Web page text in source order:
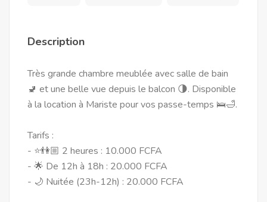
Description
Très grande chambre meublée avec salle de bain
🚽 et une belle vue depuis le balcon 🌗. Disponible
à la location à Mariste pour vos passe-temps 🛌🛁.
Tarifs :
- ⭐️👫🏼 2 heures : 10.000 FCFA
- 🌟 De 12h à 18h : 20.000 FCFA
- 🌙 Nuitée (23h-12h) : 20.000 FCFA